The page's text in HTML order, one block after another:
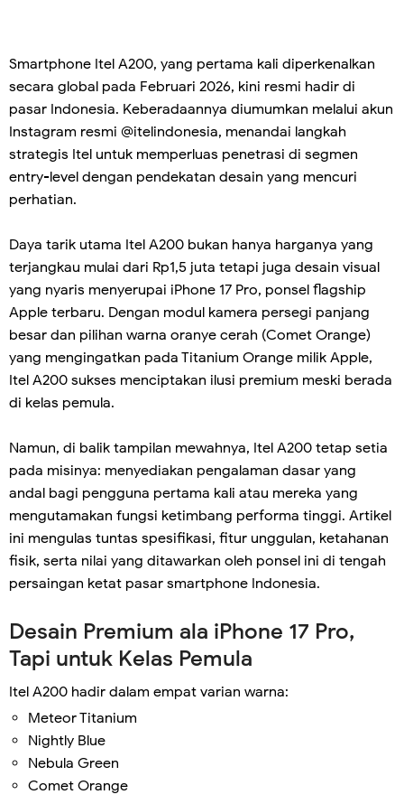
Smartphone Itel A200, yang pertama kali diperkenalkan
secara global pada Februari 2026, kini resmi hadir di
pasar Indonesia. Keberadaannya diumumkan melalui akun
Instagram resmi @itelindonesia, menandai langkah
strategis Itel untuk memperluas penetrasi di segmen
entry-level dengan pendekatan desain yang mencuri
perhatian.
Daya tarik utama Itel A200 bukan hanya harganya yang
terjangkau mulai dari Rp1,5 juta tetapi juga desain visual
yang nyaris menyerupai iPhone 17 Pro, ponsel flagship
Apple terbaru. Dengan modul kamera persegi panjang
besar dan pilihan warna oranye cerah (Comet Orange)
yang mengingatkan pada Titanium Orange milik Apple,
Itel A200 sukses menciptakan ilusi premium meski berada
di kelas pemula.
Namun, di balik tampilan mewahnya, Itel A200 tetap setia
pada misinya: menyediakan pengalaman dasar yang
andal bagi pengguna pertama kali atau mereka yang
mengutamakan fungsi ketimbang performa tinggi. Artikel
ini mengulas tuntas spesifikasi, fitur unggulan, ketahanan
fisik, serta nilai yang ditawarkan oleh ponsel ini di tengah
persaingan ketat pasar smartphone Indonesia.
Desain Premium ala iPhone 17 Pro,
Tapi untuk Kelas Pemula
Itel A200 hadir dalam empat varian warna:
Meteor Titanium
Nightly Blue
Nebula Green
Comet Orange